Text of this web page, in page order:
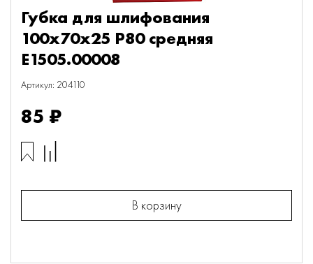
Губка для шлифования
100х70х25 P80 средняя
E1505.00008
Артикул: 204110
85 ₽
В корзину